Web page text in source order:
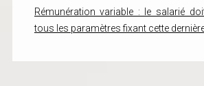
Rémunération variable : le salarié
tous les paramètres fixant cette